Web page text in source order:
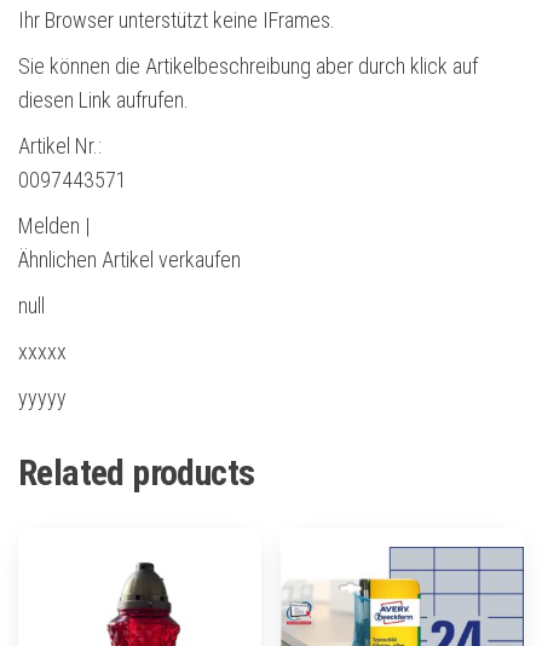
Ihr Browser unterstützt keine IFrames.
Sie können die Artikelbeschreibung aber durch klick auf
diesen Link aufrufen.
Artikel Nr.:
0097443571
Melden |
Ähnlichen Artikel verkaufen
null
xxxxx
yyyyy
Related products